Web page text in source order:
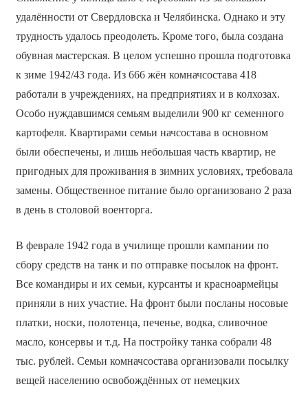
удалённости от Свердловска и Челябинска. Однако и эту
трудность удалось преодолеть. Кроме того, была создана
обувная мастерская. В целом успешно прошла подготовка
к зиме 1942/43 года. Из 666 жён комначсостава 418
работали в учреждениях, на предприятиях и в колхозах.
Особо нуждавшимся семьям выделили 900 кг семенного
картофеля. Квартирами семьи начсостава в основном
были обеспечены, и лишь небольшая часть квартир, не
пригодных для проживания в зимних условиях, требовала
замены. Общественное питание было организовано 2 раза
в день в столовой военторга.
В феврале 1942 года в училище прошли кампании по
сбору средств на танк и по отправке посылок на фронт.
Все командиры и их семьи, курсанты и красноармейцы
приняли в них участие. На фронт были посланы носовые
платки, носки, полотенца, печенье, водка, сливочное
масло, консервы и т.д. На постройку танка собрали 48
тыс. рублей. Семьи комначсостава организовали посылку
вещей населению освобождённых от немецких